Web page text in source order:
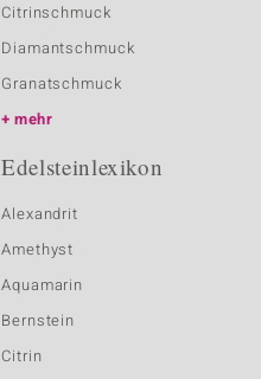
Citrinschmuck
Diamantschmuck
Granatschmuck
mehr
Edelsteinlexikon
Alexandrit
Amethyst
Aquamarin
Bernstein
Citrin